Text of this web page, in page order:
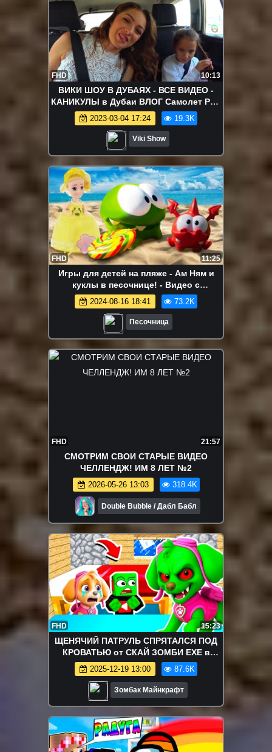
FHD 10:13
ВИКИ ШОУ В ДУБАЯХ - ВСЕ ВИДЕО -
КАНИКУЛЫ в Дубаи ВЛОГ Самолет Рум
Тур Плаваем на Пицце в Dukes Dubai ///
Вики Шоу
2023-03-04 17:24 19.3K
Viki Show
FHD 11:25
Игры для детей на пляже - Ам Ням и
куклы в песочнице! - Видео с
игрушками серии подряд.
2024-08-16 18:41 73.2K
Песочница
FHD 21:57
СМОТРИМ СВОИ СТАРЫЕ ВИДЕО
ЧЕЛЛЕНДЖ! ИМ 8 ЛЕТ №2
2026-05-26 13:03 318.4K
Double Bubble / Дабл Бабл
FHD 15:23
ЩЕНЯЧИЙ ПАТРУЛЬ СПРЯТАЛСЯ ПОД
КРОВАТЬЮ от СКАЙ ЗОМБИ EXE в
МАЙНКРАФТ
2025-12-19 13:00 87.6K
Зомбак Майнкрафт